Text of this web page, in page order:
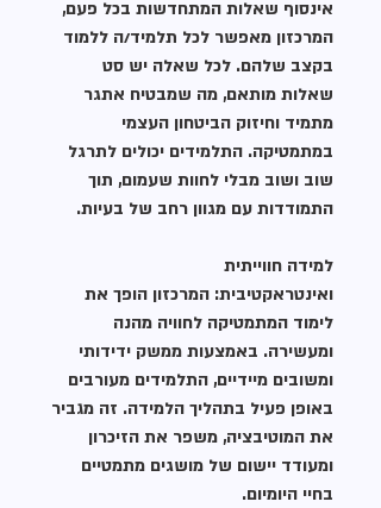
אינסוף שאלות המתחדשות בכל פעם,
המרכזון מאפשר לכל תלמיד/ה ללמוד
בקצב שלהם. לכל שאלה יש סט
שאלות מותאם, מה שמבטיח אתגר
מתמיד וחיזוק הביטחון העצמי
במתמטיקה. התלמידים יכולים לתרגל
שוב ושוב מבלי לחוות שעמום, תוך
התמודדות עם מגוון רחב של בעיות.
​למידה חווייתית
ואינטראקטיבית: המרכזון הופך את
לימוד המתמטיקה לחוויה מהנה
ומעשירה. באמצעות ממשק ידידותי
ומשובים מיידיים, התלמידים מעורבים
באופן פעיל בתהליך הלמידה. זה מגביר
את המוטיבציה, משפר את הזיכרון
ומעודד יישום של מושגים מתמטיים
בחיי היומיום.